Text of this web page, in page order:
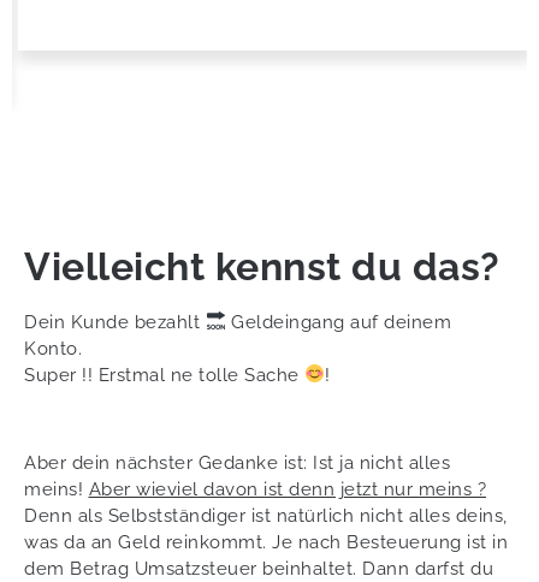
Vielleicht kennst du das?
Dein Kunde bezahlt
Geldeingang auf deinem
Konto.
Super !! Erstmal ne tolle Sache
!
Aber dein nächster Gedanke ist: Ist ja nicht alles
meins! Aber wieviel davon ist denn jetzt nur meins ?
Denn als Selbstständiger ist natürlich nicht alles deins,
was da an Geld reinkommt. Je nach Besteuerung ist in
dem Betrag Umsatzsteuer beinhaltet. Dann darfst du